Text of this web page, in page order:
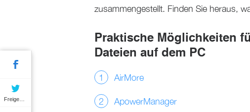
zusammengestellt. Finden Sie heraus,
Praktische Möglichkeiten
Dateien auf dem PC
AirMore
ApowerManager